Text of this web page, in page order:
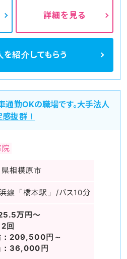
詳細を見る
を紹介してもらう
通勤OKの職場です。大手法人
抜群！
相模原市
線「橋本駅」/バス10分
万円～
回
：209,500円～
：36,000円